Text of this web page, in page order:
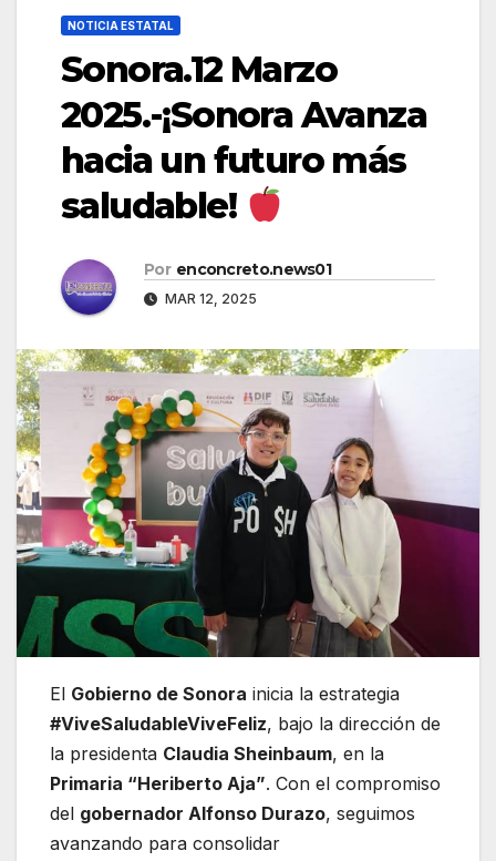
NOTICIA ESTATAL
Sonora.12 Marzo
2025.-¡Sonora Avanza
hacia un futuro más
saludable!
Por enconcreto.news01
MAR 12, 2025
El Gobierno de Sonora inicia la estrategia
#ViveSaludableViveFeliz, bajo la dirección de
la presidenta Claudia Sheinbaum, en la
Primaria “Heriberto Aja”. Con el compromiso
del gobernador Alfonso Durazo, seguimos
avanzando para consolidar